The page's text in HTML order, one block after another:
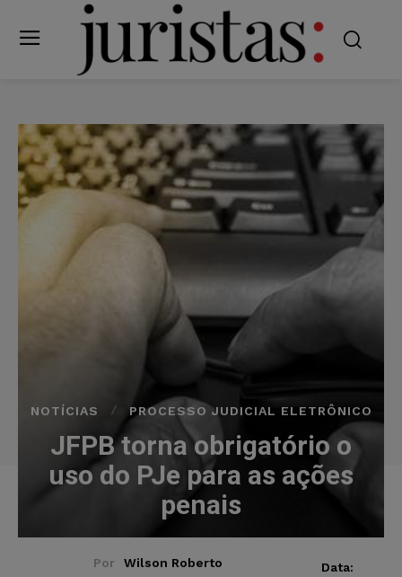
NOTÍCIAS PROCESSO JUDICIAL ELETRÔNICO
JFPB torna obrigatório o
uso do PJe para as ações
penais
Por Wilson Roberto
Data: